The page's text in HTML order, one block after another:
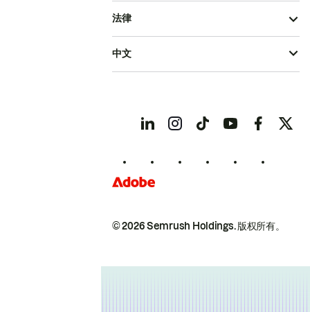
© 2026 Semrush Holdings.版权所有。
法律
中文